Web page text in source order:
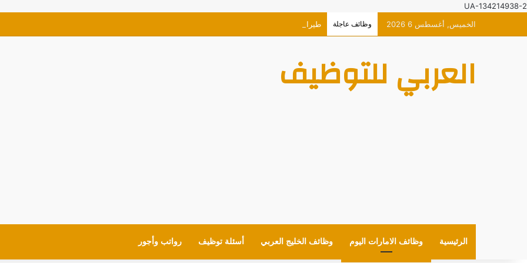
UA-134214938-2
الخميس, أغسطس 6 2026
وظائف عاجلة طيران الاتحاد وظائف للمواطنين شروط العمل وايميل التقديم
العربي للتوظيف
الرئيسية وظائف الامارات اليوم وظائف الخليج العربي أسئلة توظيف رواتب وأجور